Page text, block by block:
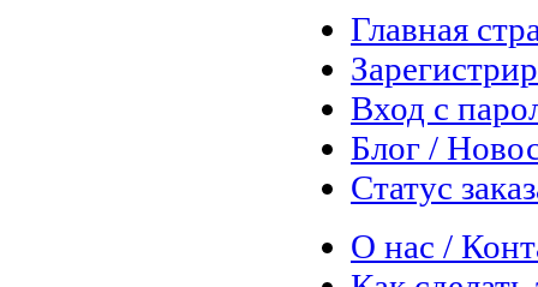
Главная
Вход с
Блог /
Статус
О нас /